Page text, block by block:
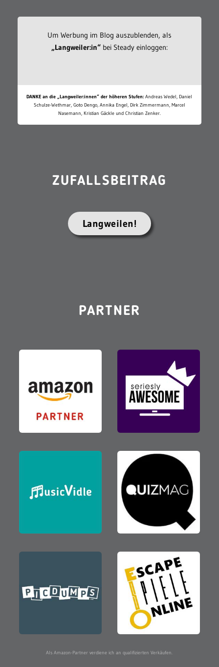
Um Werbung im Blog auszublenden, als
„Langweiler:in“bei Steady einloggen:
DANKE an die „Langweiler:innen“ der höheren Stufen: Andreas Wedel, Daniel
Schulze-Wethmar, Goto Dengo, Annika Engel, Dirk Zimmermann, Marcel
Nasemann, Kristian Gäckle und Christian Zenker.
ZUFALLSBEITRAG
Langweilen!
PARTNER
Als Amazon-Partner verdiene ich an qualifizierten Verkäufen.